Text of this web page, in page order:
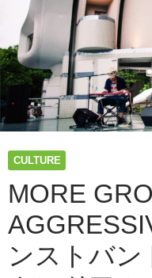
CULTURE
MORE
ンストバン